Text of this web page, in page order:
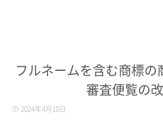
フルネームを含む商標の
審査便覧の
2024年4月10日